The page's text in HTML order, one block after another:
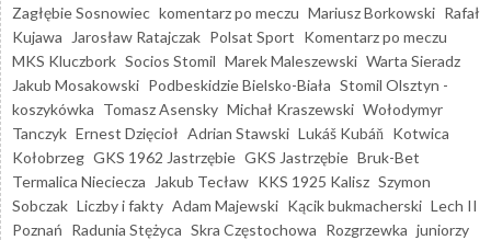
Zagłębie Sosnowiec komentarz po meczu Mariusz Borkowski Rafał
Kujawa
Jarosław Ratajczak Polsat Sport Komentarz po meczu
MKS Kluczbork Socios Stomil Marek Maleszewski Warta Sieradz
Jakub Mosakowski Podbeskidzie Bielsko-Biała Stomil Olsztyn -
koszykówka Tomasz Asensky Michał Kraszewski Wołodymyr
Tanczyk Ernest Dzięcioł Adrian Stawski Lukáš Kubáň Kotwica
Kołobrzeg GKS 1962 Jastrzębie GKS Jastrzębie Bruk-Bet
Termalica Nieciecza
Jakub Tecław KKS 1925 Kalisz Szymon
Sobczak Liczby i fakty Adam Majewski Kącik bukmacherski Lech II
Poznań Radunia Stężyca Skra Częstochowa Rozgrzewka juniorzy